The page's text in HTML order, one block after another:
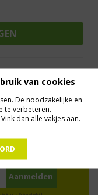
Meer dan 500.000 artikelen
van cookies
De noodzakelijke en
te verbeteren.
dan alle vakjes aan.